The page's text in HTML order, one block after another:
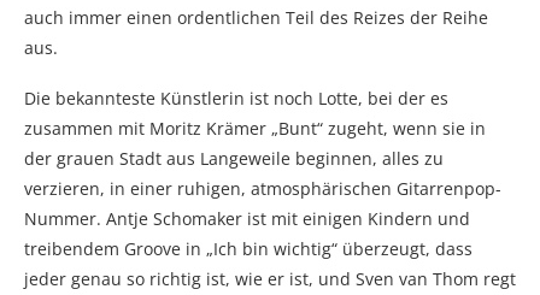
auch immer einen ordentlichen Teil des Reizes der Reihe
aus.
Die bekannteste Künstlerin ist noch Lotte, bei der es
zusammen mit Moritz Krämer „Bunt“ zugeht, wenn sie in
der grauen Stadt aus Langeweile beginnen, alles zu
verzieren, in einer ruhigen, atmosphärischen Gitarrenpop-
Nummer. Antje Schomaker ist mit einigen Kindern und
treibendem Groove in „Ich bin wichtig“ überzeugt, dass
jeder genau so richtig ist, wie er ist, und Sven van Thom regt